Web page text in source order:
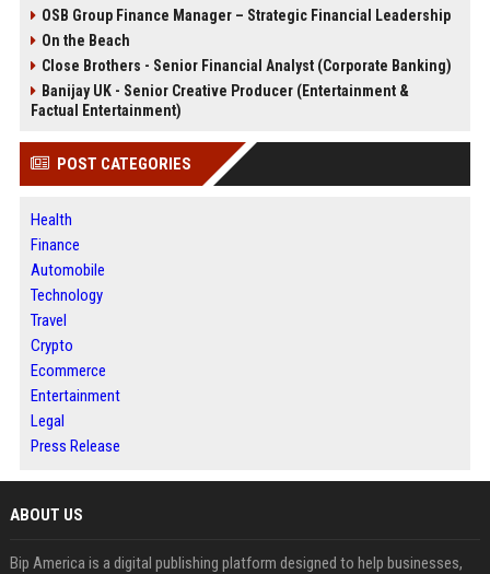
OSB Group Finance Manager – Strategic Financial Leadership
On the Beach
Close Brothers - Senior Financial Analyst (Corporate Banking)
Banijay UK - Senior Creative Producer (Entertainment &
Factual Entertainment)
POST CATEGORIES
Health
Finance
Automobile
Technology
Travel
Crypto
Ecommerce
Entertainment
Legal
Press Release
ABOUT US
Bip America is a digital publishing platform designed to help businesses,